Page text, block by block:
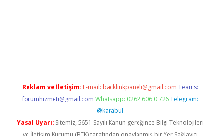
Reklam ve İletişim: E-mail: backlinkpaneli@gmail.com Teams:
forumhizmeti@gmail.com Whatsapp: 0262 606 0 726 Telegram:
@karabul
Yasal Uyarı: Sitemiz, 5651 Sayılı Kanun gereğince Bilgi Teknolojileri
ve İletişim Kurumu (BTK) tarafından onaylanmış bir Yer Sağlayıcı